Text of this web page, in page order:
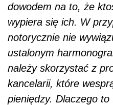
dowodem na to, że
wypiera się ich. W
notorycznie nie
ustalonym
należy skorzystać z
kancelarii, które
pieniędzy. Dlaczego